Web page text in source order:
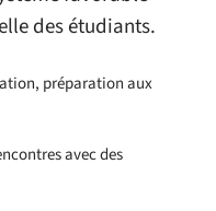
des étudiants.
préparation aux
avec des